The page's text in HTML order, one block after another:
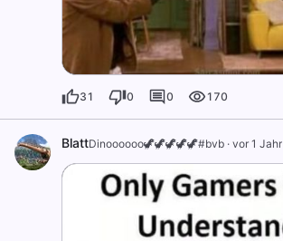
31 0 0 170
BlattDinoooooo🦖🦖🦖🦖🦖#bvb · vor 1 Jahr